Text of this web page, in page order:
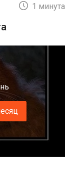
1 минута